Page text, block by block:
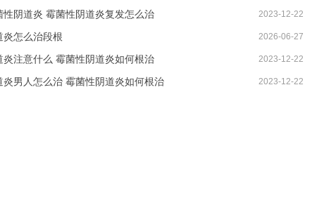
性阴道炎 霉菌性阴道炎复发怎么治 2023-12-22
炎怎么治段根 2026-06-27
炎注意什么 霉菌性阴道炎如何根治 2023-12-22
炎男人怎么治 霉菌性阴道炎如何根治 2023-12-22